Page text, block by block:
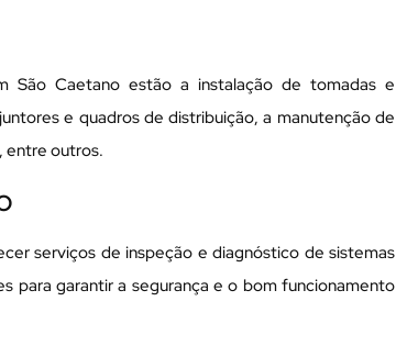
São Caetano estão a instalação de tomadas e
e quadros de distribuição, a manutenção de
entre outros.
serviços de inspeção e diagnóstico de sistemas
para garantir a segurança e o bom funcionamento